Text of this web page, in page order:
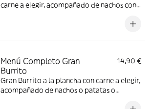
carne a elegir, acompañado de nachos con
Menú Completo Gran
Burrito
14,90 €
Gran Burrito a la plancha con carne a elegir,
acompañado de nachos o patatas o